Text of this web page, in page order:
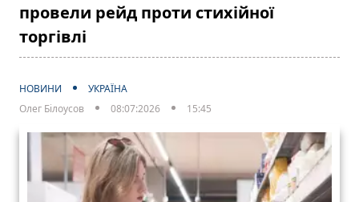
провели рейд проти стихійної
торгівлі
НОВИНИ
УКРАЇНА
Олег Білоусов
08:07:2026 15:45